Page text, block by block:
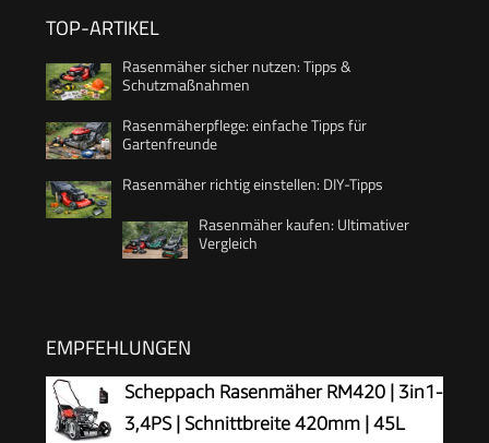
TOP-ARTIKEL
Rasenmäher sicher nutzen: Tipps &
Schutzmaßnahmen
Rasenmäherpflege: einfache Tipps für
Gartenfreunde
Rasenmäher richtig einstellen: DIY-Tipps
Rasenmäher kaufen: Ultimativer
Vergleich
EMPFEHLUNGEN
Scheppach Rasenmäher RM420 | 3in1-
3,4PS | Schnittbreite 420mm | 45L